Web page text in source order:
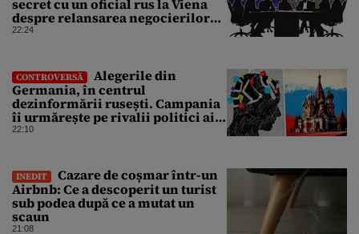
secret cu un oficial rus la Viena
despre relansarea negocierilor
de pace dintre Ucraina și Rusia
22:24
CONTROVERSĂ
Alegerile din
Germania, în centrul
dezinformării rusești. Campania
îi urmărește pe rivalii politici ai
partidului de extremă dreapta
22:10
INEDIT
Cazare de coșmar într-un
Airbnb: Ce a descoperit un turist
sub podea după ce a mutat un
scaun
21:08